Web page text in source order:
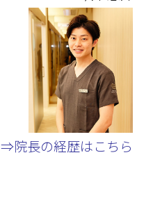
⇒院長の経歴はこちら